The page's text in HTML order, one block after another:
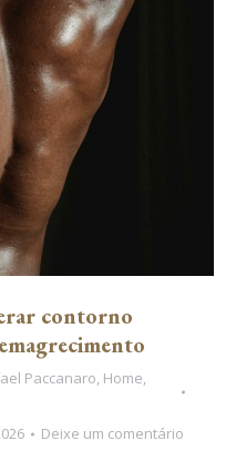
contorno
Paccanaro, Home,
Deixe um comentário